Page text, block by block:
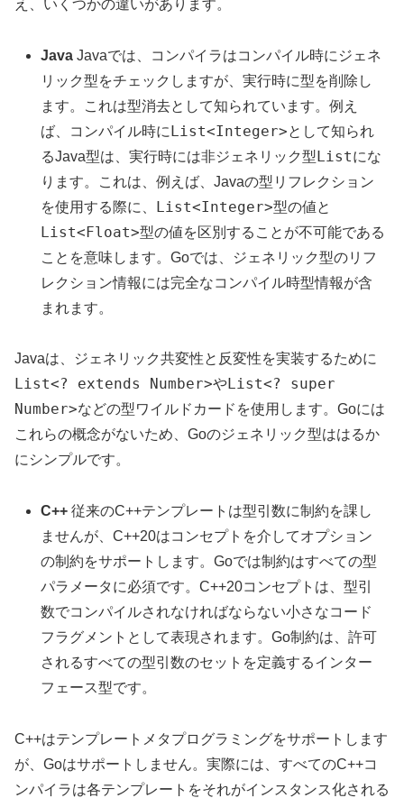
え、いくつかの違いがあります。
Java Javaでは、コンパイラはコンパイル時にジェネ
リック型をチェックしますが、実行時に型を削除し
ます。これは型消去として知られています。例え
ば、コンパイル時にList<Integer>として知られ
るJava型は、実行時には非ジェネリック型Listにな
ります。これは、例えば、Javaの型リフレクション
を使用する際に、 List<Integer>型の値と
List<Float>型の値を区別することが不可能である
ことを意味します。Goでは、ジェネリック型のリフ
レクション情報には完全なコンパイル時型情報が含
まれます。
Javaは、ジェネリック共変性と反変性を実装するために
List<? extends Number>やList<? super
Number>などの型ワイルドカードを使用します。Goには
これらの概念がないため、Goのジェネリック型ははるか
にシンプルです。
C++ 従来のC++テンプレートは型引数に制約を課し
ませんが、C++20はコンセプトを介してオプション
の制約をサポートします。Goでは制約はすべての型
パラメータに必須です。C++20コンセプトは、型引
数でコンパイルされなければならない小さなコード
フラグメントとして表現されます。Go制約は、許可
されるすべての型引数のセットを定義するインター
フェース型です。
C++はテンプレートメタプログラミングをサポートします
が、Goはサポートしません。実際には、すべてのC++コ
ンパイラは各テンプレートをそれがインスタンス化される